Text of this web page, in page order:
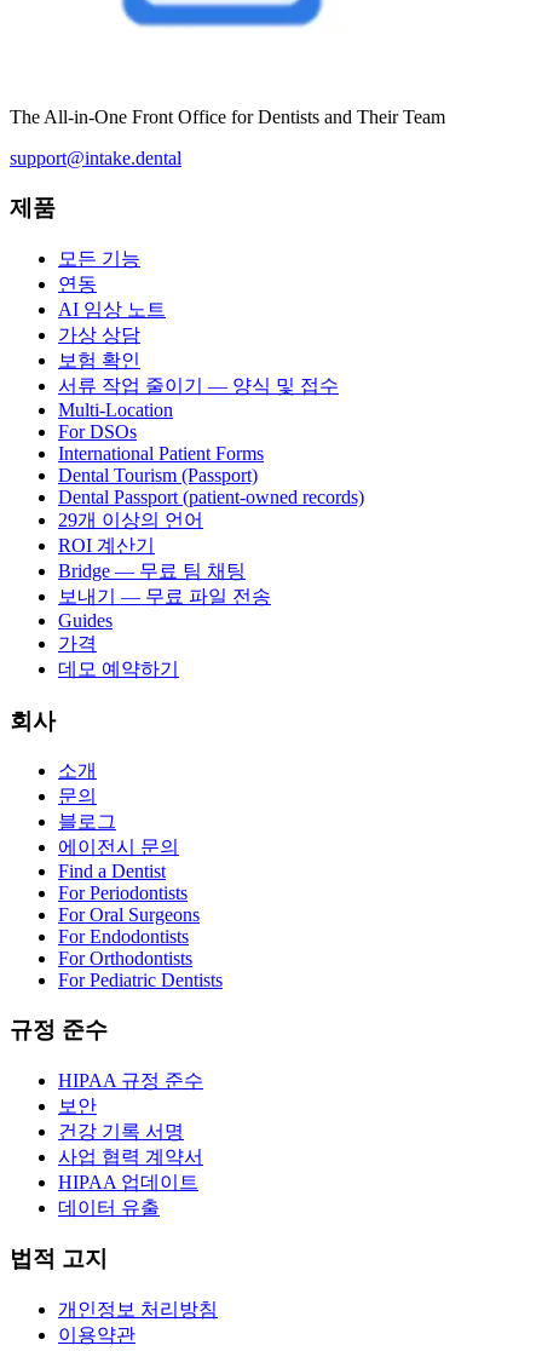
The All-in-One Front Office for Dentists and Their Team
support@intake.dental
제품
모든 기능
연동
AI 임상 노트
가상 상담
보험 확인
서류 작업 줄이기 — 양식 및 접수
Multi-Location
For DSOs
International Patient Forms
Dental Tourism (Passport)
Dental Passport (patient-owned records)
29개 이상의 언어
ROI 계산기
Bridge — 무료 팀 채팅
보내기 — 무료 파일 전송
Guides
가격
데모 예약하기
회사
소개
문의
블로그
에이전시 문의
Find a Dentist
For Periodontists
For Oral Surgeons
For Endodontists
For Orthodontists
For Pediatric Dentists
규정 준수
HIPAA 규정 준수
보안
건강 기록 서명
사업 협력 계약서
HIPAA 업데이트
데이터 유출
법적 고지
개인정보 처리방침
이용약관